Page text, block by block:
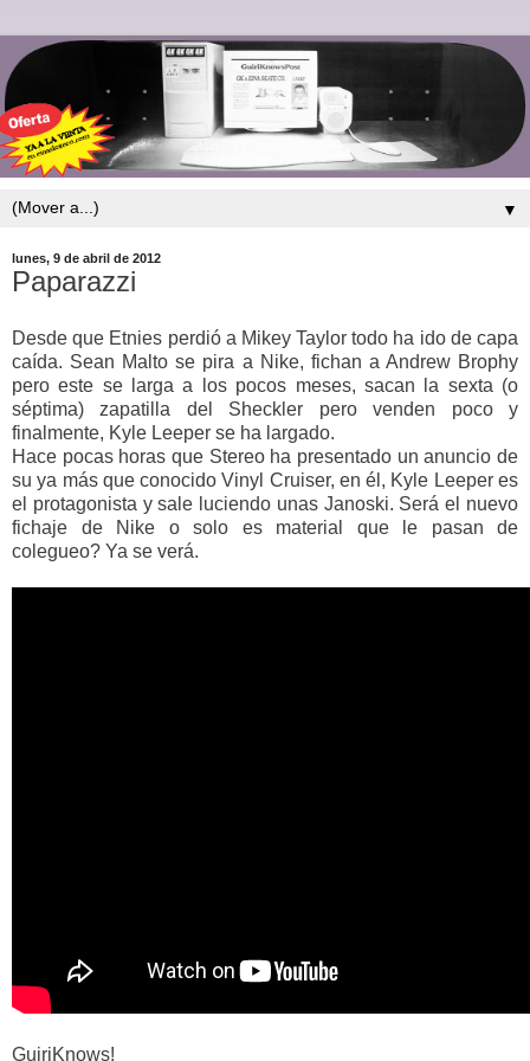
▼
lunes, 9 de abril de 2012
Paparazzi
Desde que Etnies perdió a Mikey Taylor todo ha ido de capa
caída. Sean Malto se pira a Nike, fichan a Andrew Brophy
pero este se larga a los pocos meses, sacan la sexta (o
séptima) zapatilla del Sheckler pero venden poco y
finalmente, Kyle Leeper se ha largado.
Hace pocas horas que Stereo ha presentado un anuncio de
su ya más que conocido Vinyl Cruiser, en él, Kyle Leeper es
el protagonista y sale luciendo unas Janoski. Será el nuevo
fichaje de Nike o solo es material que le pasan de
colegueo? Ya se verá.
GuiriKnows!